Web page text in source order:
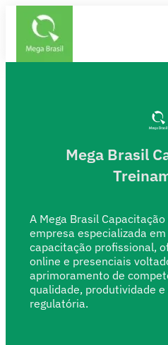
Mega Brasil
A Mega Brasil
empresa especializada
capacitação profissional,
online e presenciais
aprimoramento de
qualidade, produtividade
regulatória.